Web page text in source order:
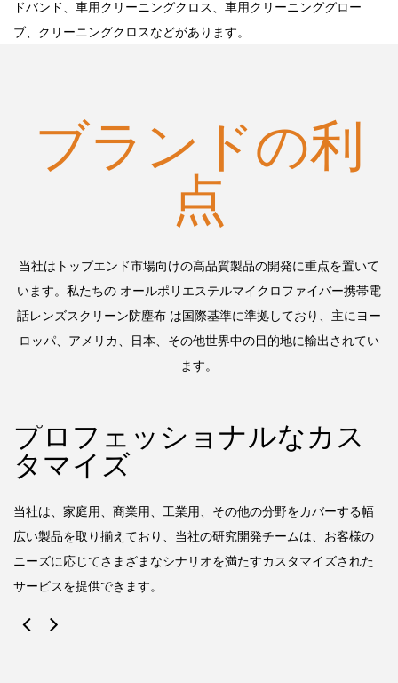
ドバンド、車用クリーニングクロス、車用クリーニンググロー
ブ、クリーニングクロスなどがあります。
ブランドの利
点
当社はトップエンド市場向けの高品質製品の開発に重点を置いて
います。私たちの オールポリエステルマイクロファイバー携帯電
話レンズスクリーン防塵布 は国際基準に準拠しており、主にヨー
ロッパ、アメリカ、日本、その他世界中の目的地に輸出されてい
ます。
プロフェッショナルなカス
タマイズ
当社は、家庭用、商業用、工業用、その他の分野をカバーする幅
広い製品を取り揃えており、当社の研究開発チームは、お客様の
ニーズに応じてさまざまなシナリオを満たすカスタマイズされた
サービスを提供できます。